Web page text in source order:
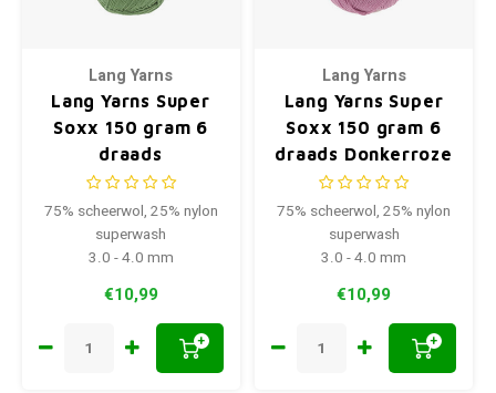
Lang Yarns
Lang Yarns Super
Soxx 150 gram 6
draads
Lichtolijfgroen
75% scheerwol, 25% nylon
superwash
3.0 - 4.0 mm
€10,99
+
Lang Yarns
Lang Yarns Super
Soxx 150 gram 6
draads Donkerroze
75% scheerwol, 25% nylon
superwash
3.0 - 4.0 mm
€10,99
+